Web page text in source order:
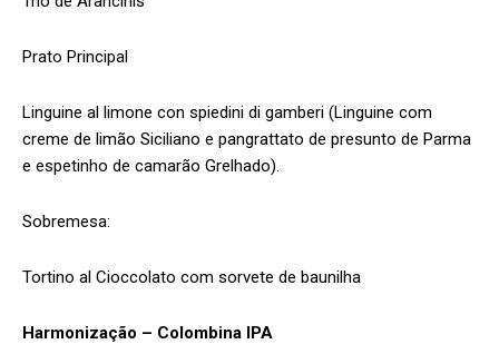
Prato Principal
Linguine al limone con spiedini di gamberi (Linguine com
creme de limão Siciliano e pangrattato de presunto de Parma
e espetinho de camarão Grelhado).
Sobremesa:
Tortino al Cioccolato com sorvete de baunilha
Harmonização – Colombina IPA